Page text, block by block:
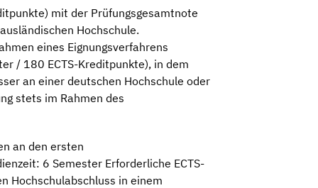
mit der Prüfungsgesamtnote
Hochschule.
eines Eignungsverfahrens
/ 180 ECTS-Kreditpunkte), in dem
an einer deutschen Hochschule oder
stets im Rahmen des
an den ersten
6 Semester Erforderliche ECTS-
Hochschulabschluss in einem